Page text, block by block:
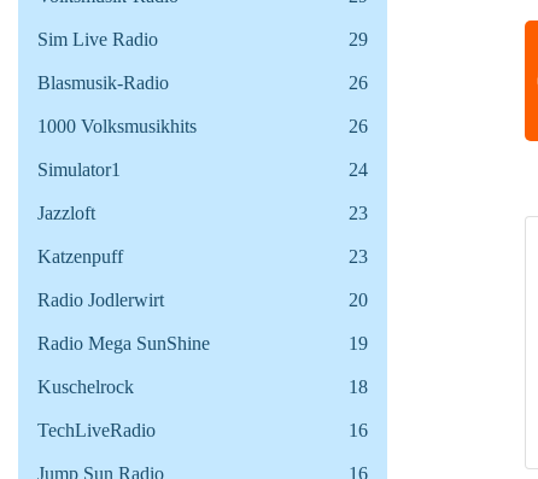
Sim Live Radio 29
Blasmusik-Radio 26
1000 Volksmusikhits 26
Simulator1 24
Jazzloft 23
Katzenpuff 23
Radio Jodlerwirt 20
Radio Mega SunShine 19
Kuschelrock 18
TechLiveRadio 16
Jump Sun Radio 16
Uhrzeit: